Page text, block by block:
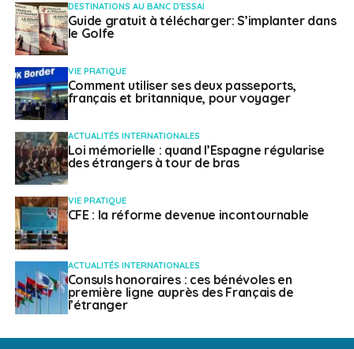
DESTINATIONS AU BANC D'ESSAI
Guide gratuit à télécharger: S’implanter dans
le Golfe
VIE PRATIQUE
Comment utiliser ses deux passeports,
français et britannique, pour voyager
ACTUALITÉS INTERNATIONALES
Loi mémorielle : quand l’Espagne régularise
des étrangers à tour de bras
VIE PRATIQUE
CFE : la réforme devenue incontournable
ACTUALITÉS INTERNATIONALES
Consuls honoraires : ces bénévoles en
première ligne auprès des Français de
l’étranger